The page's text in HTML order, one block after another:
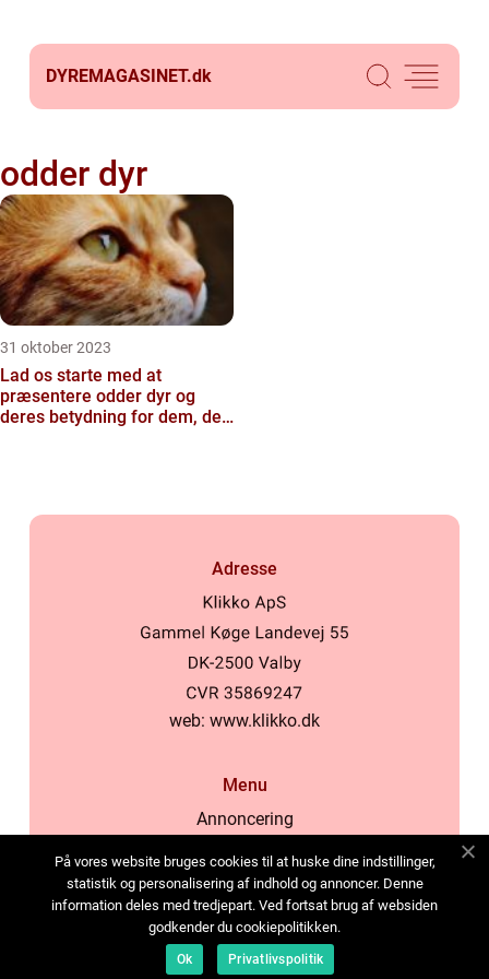
DYREMAGASINET.dk
odder dyr
31 oktober 2023
Lad os starte med at
præsentere odder dyr og
deres betydning for dem, der
Adresse
web: www.klikko.dk
Menu
Annoncering
Cookies
Kontakt os
Sitemap
På vores website bruges cookies til at huske dine indstillinger,
statistik og personalisering af indhold og annoncer. Denne
information deles med tredjepart. Ved fortsat brug af websiden
godkender du cookiepolitikken.
Ok Privatlivspolitik